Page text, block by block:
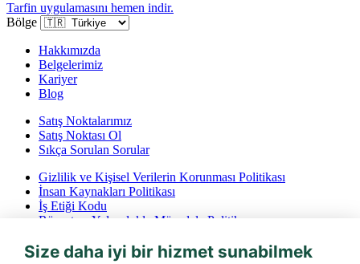
Tarfin uygulamasını hemen indir.
Bölge
Hakkımızda
Belgelerimiz
Kariyer
Blog
Satış Noktalarımız
Satış Noktası Ol
Sıkça Sorulan Sorular
Gizlilik ve Kişisel Verilerin Korunması Politikası
İnsan Kaynakları Politikası
İş Etiği Kodu
Rüşvet ve Yolsuzlukla Mücadele Politikası
Bilgi Toplumu Hizmetleri
Size daha iyi bir hizmet sunabilmek